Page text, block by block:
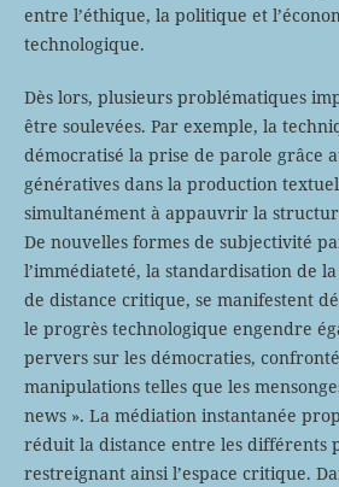
entre l’éthique, la politique et
technologique.
Dès lors, plusieurs problématiques
être soulevées. Par exemple, la
démocratisé la prise de parole grâce
génératives dans la production
simultanément à appauvrir la
De nouvelles formes de subjectivité
l’immédiateté, la standardisation de
de distance critique, se manifestent
le progrès technologique engendre
pervers sur les démocraties,
manipulations telles que les
news ». La médiation instantanée
réduit la distance entre les différents
restreignant ainsi l’espace critique.